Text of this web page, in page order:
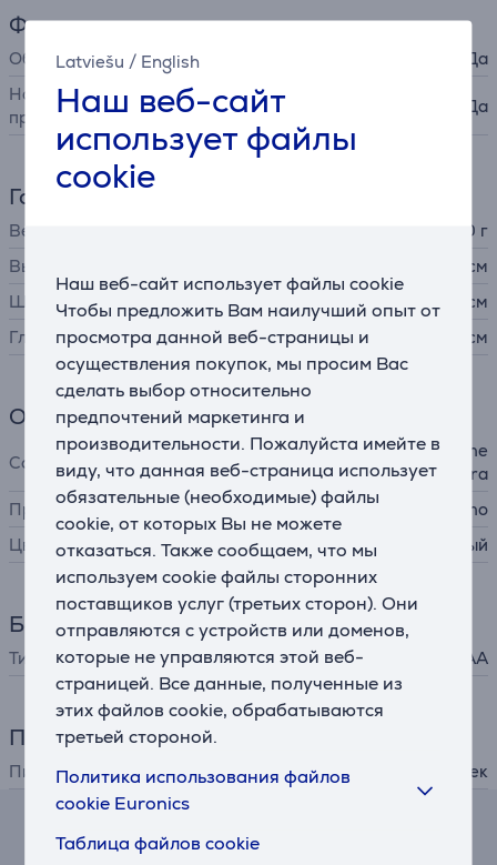
Latviešu / English
Наш веб-сайт
использует файлы
cookie
Наш веб-сайт использует файлы cookie
Чтобы предложить Вам наилучший опыт от
просмотра данной веб-страницы и
осуществления покупок, мы просим Вас
сделать выбор относительно
предпочтений маркетинга и
производительности. Пожалуйста имейте в
виду, что данная веб-страница использует
обязательные (необходимые) файлы
cookie, от которых Вы не можете
отказаться. Также сообщаем, что мы
используем cookie файлы сторонних
поставщиков услуг (третьих сторон). Они
отправляются с устройств или доменов,
которые не управляются этой веб-
страницей. Все данные, полученные из
этих файлов cookie, обрабатываются
третьей стороной.
Политика использования файлов
cookie Euronics
Таблица файлов cookie
Функции
Обнаружение движения
Да
Настройка при помощи
приложения
Да
Габариты
Вес
220 г
Высота
7,6 см
Ширина
1,58 см
Глубина
3,04 см
Общий параметр
Совместимость
Netatmo Smart Indoor Came
ra
Производитель
Netatmo
Цвет
белый
Батарея
Тип батареек AAA
Питание
Питание от батареек
Калькулятор лизинга и аренды